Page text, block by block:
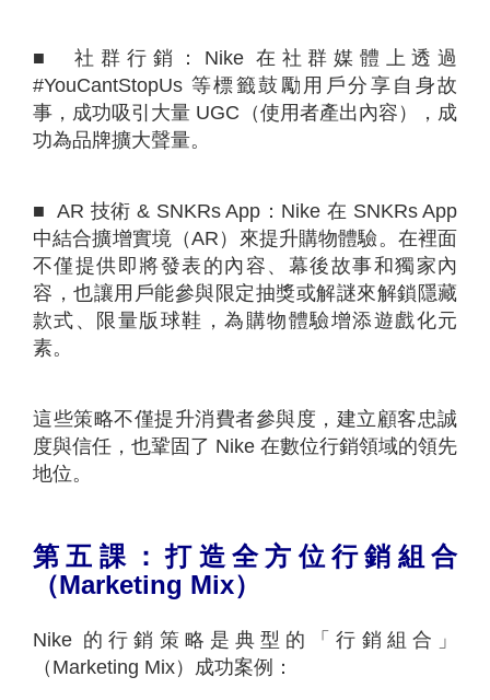
■ 社群行銷：Nike 在社群媒體上透過
#YouCantStopUs 等標籤鼓勵用戶分享自身故
事，成功吸引大量 UGC（使用者產出內容），成
功為品牌擴大聲量。
■ AR 技術 & SNKRs App：Nike 在 SNKRs App
中結合擴增實境（AR）來提升購物體驗。在裡面
不僅提供即將發表的內容、幕後故事和獨家內
容，也讓用戶能參與限定抽獎或解謎來解鎖隱藏
款式、限量版球鞋，為購物體驗增添遊戲化元
素。
這些策略不僅提升消費者參與度，建立顧客忠誠
度與信任，也鞏固了 Nike 在數位行銷領域的領先
地位。
第五課：打造全方位行銷組合
（Marketing Mix）
Nike 的行銷策略是典型的「行銷組合」
（Marketing Mix）成功案例：